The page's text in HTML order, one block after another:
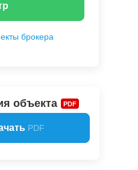
брокера
объекта PDF
PDF